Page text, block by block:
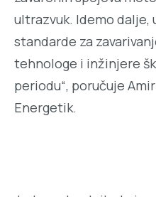
ultrazvuk. Idemo dalje,
standarde za
tehnologe i inžinjere
periodu“, poručuje
Energetik.